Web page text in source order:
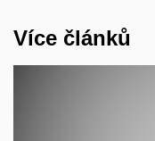
Více článků